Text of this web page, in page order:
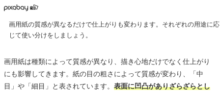
画用紙の質感が異なるだけで仕上がりも変わります。それぞれの用途に応
じて使い分けをしましょう。
画用紙は種類によって質感が異なり、描き心地だけでなく仕上がり
にも影響してきます。紙の目の粗さによって質感が変わり、「中
目」や「細目」と表されています。 表面に凹凸がありざらざらとし